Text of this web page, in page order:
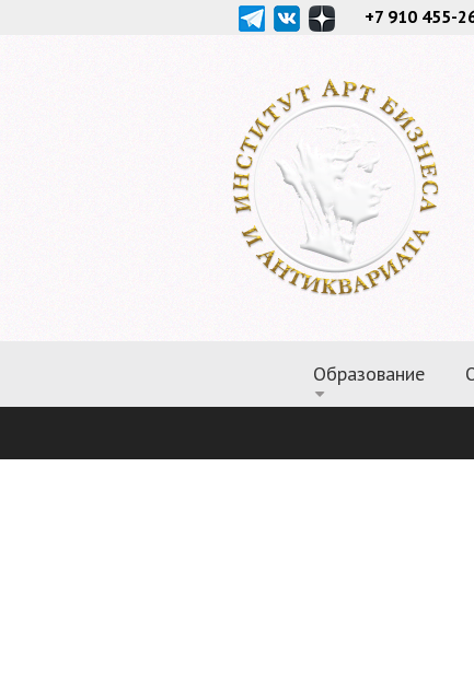
Образование
+7 910 455-